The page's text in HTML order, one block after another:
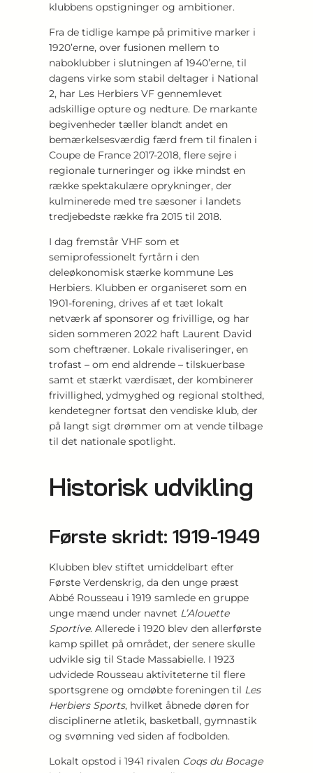
klubbens opstigninger og ambitioner.
Fra de tidlige kampe på primitive marker i
1920’erne, over fusionen mellem to
naboklubber i slutningen af 1940’erne, til
dagens virke som stabil deltager i National
2, har Les Herbiers VF gennemlevet
adskillige opture og nedture. De markante
begivenheder tæller blandt andet en
bemærkelsesværdig færd frem til finalen i
Coupe de France 2017-2018, flere sejre i
regionale turneringer og ikke mindst en
række spektakulære oprykninger, der
kulminerede med tre sæsoner i landets
tredjebedste række fra 2015 til 2018.
I dag fremstår VHF som et
semiprofessionelt fyrtårn i den
deleøkonomisk stærke kommune Les
Herbiers. Klubben er organiseret som en
1901-forening, drives af et tæt lokalt
netværk af sponsorer og frivillige, og har
siden sommeren 2022 haft Laurent David
som cheftræner. Lokale rivaliseringer, en
trofast – om end aldrende – tilskuerbase
samt et stærkt værdisæt, der kombinerer
frivillighed, ydmyghed og regional stolthed,
kendetegner fortsat den vendiske klub, der
på langt sigt drømmer om at vende tilbage
til det nationale spotlight.
Historisk udvikling
Første skridt: 1919-1949
Klubben blev stiftet umiddelbart efter
Første Verdenskrig, da den unge præst
Abbé Rousseau i 1919 samlede en gruppe
unge mænd under navnet L’Alouette
Sportive. Allerede i 1920 blev den allerførste
kamp spillet på området, der senere skulle
udvikle sig til Stade Massabielle. I 1923
udvidede Rousseau aktiviteterne til flere
sportsgrene og omdøbte foreningen til Les
Herbiers Sports, hvilket åbnede døren for
disciplinerne atletik, basketball, gymnastik
og svømning ved siden af fodbolden.
Lokalt opstod i 1941 rivalen Coqs du Bocage